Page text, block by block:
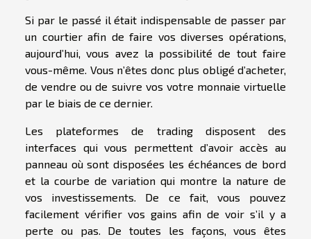
Si par le passé il était indispensable de passer par
un courtier afin de faire vos diverses opérations,
aujourd’hui, vous avez la possibilité de tout faire
vous-même. Vous n’êtes donc plus obligé d’acheter,
de vendre ou de suivre vos votre monnaie virtuelle
par le biais de ce dernier.
Les plateformes de trading disposent des
interfaces qui vous permettent d’avoir accès au
panneau où sont disposées les échéances de bord
et la courbe de variation qui montre la nature de
vos investissements. De ce fait, vous pouvez
facilement vérifier vos gains afin de voir s’il y a
perte ou pas. De toutes les façons, vous êtes